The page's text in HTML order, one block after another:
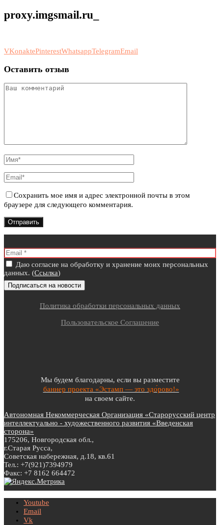
proxy.imgsmail.ru_
VKonaktePinterestWhatsappTelegramEmail
Оставить отзыв
Сохранить мое имя и адрес электронной почты в этом
браузере для следующего комментария.
Даю согласие на обработку и хранение моих персональных
данных. (Ссылка)
Политика обработки персональных данных
Пользовательское Соглашение
Мы будем благодарны, если вы разместите
баннер проекта «Эстамп — это здо́рово!»
на своем сайте.
Автономная Некоммерческая Организация «Старорусский центр
интеллектуально - художественного развития «Введенская
сторона»
175206, Новгородская обл.,
г.Старая Русса,
Советская набережная, д.18, кв.61
Тел.: +7(921)7394979
Факс: +7 8162 664472
Youtube
Email
Vk